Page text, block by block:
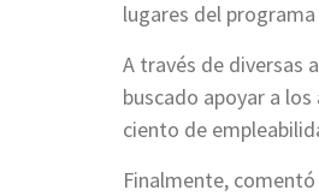
lugares del
A través de diversas
buscado apoyar a
ciento de
Finalmente,